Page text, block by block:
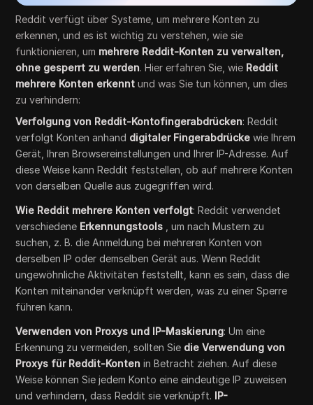
Reddit verfügt über Systeme, um mehrere Konten zu
erkennen, und es ist wichtig zu verstehen, wie sie
funktionieren, um mehrere Reddit-Konten zu verwalten,
ohne gesperrt zu werden. Hier erfahren Sie, wie Reddit
mehrere Konten erkennt und was Sie tun können, um dies
zu verhindern:
Verfolgung von Reddit-Kontofingerabdrücken: Reddit
verfolgt Konten anhand digitaler Fingerabdrücke wie Ihrem
Gerät, Ihren Browsereinstellungen und Ihrer IP-Adresse. Auf
diese Weise kann Reddit feststellen, ob auf mehrere Konten
von derselben Quelle aus zugegriffen wird.
Wie Reddit mehrere Konten verfolgt: Reddit verwendet
verschiedene Erkennungstools , um nach Mustern zu
suchen, z. B. die Anmeldung bei mehreren Konten von
derselben IP oder demselben Gerät aus. Wenn Reddit
ungewöhnliche Aktivitäten feststellt, kann es sein, dass die
Konten miteinander verknüpft werden, was zu einer Sperre
führen kann.
Verwenden von Proxys und IP-Maskierung: Um eine
Erkennung zu vermeiden, sollten Sie die Verwendung von
Proxys für Reddit-Konten in Betracht ziehen. Auf diese
Weise können Sie jedem Konto eine eindeutige IP zuweisen
und verhindern, dass Reddit sie verknüpft. IP-